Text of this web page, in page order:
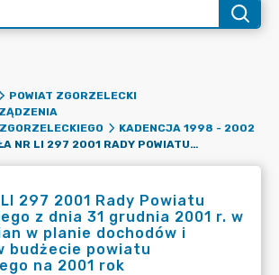
POWIAT ZGORZELECKI
KADENCJA 1998 - 2002
UCHWAŁA NR LI 297 2001 RADY POWIATU ZGORZELECKIEGO Z DNIA 31 GRUDNIA 2001 R. W SPRAWIE ZMIAN W PLANIE DOCHODÓW I WYDATKÓW W BUDŻECIE POWIATU ZGORZELECKIEGO NA 2001 ROK
297 2001 Rady Powiatu
z dnia 31 grudnia 2001 r. w
w planie dochodów i
budżecie powiatu
na 2001 rok